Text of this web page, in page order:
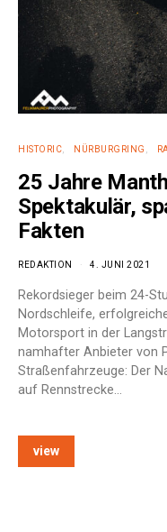
HISTORIC NÜRBURGRING
25 Jahre
Spektakulär,
Fakten
REDAKTION 4. JUNI 2021
Rekordsieger beim 24-
Nordschleife,
Motorsport in der
namhafter Anbieter von
Straßenfahrzeuge: Der
auf Rennstrecke…
view